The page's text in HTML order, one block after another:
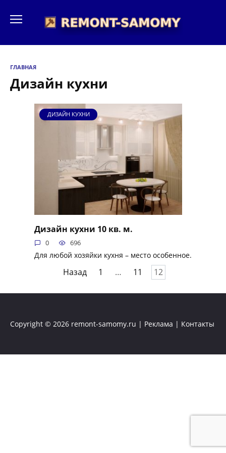
содержанию
ГЛАВНАЯ
Дизайн кухни
ДИЗАЙН КУХНИ
Дизайн кухни 10 кв. м.
0 696
Для любой хозяйки кухня – место особенное.
Назад 1 … 11 12
Copyright © 2026 remont-samomy.ru | Реклама | Контакты